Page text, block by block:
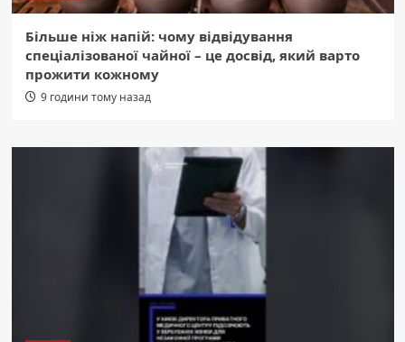
Більше ніж напій: чому відвідування
спеціалізованої чайної – це досвід, який варто
прожити кожному
9 години тому назад